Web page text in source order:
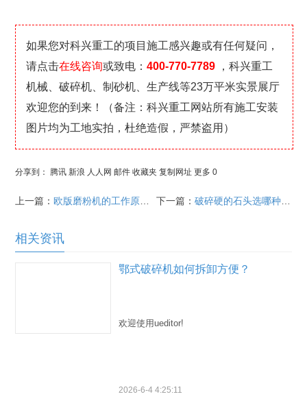
如果您对科兴重工的项目施工感兴趣或有任何疑问，
请点击在线咨询或致电：400-770-7789
，科兴重工
机械、破碎机、制砂机、生产线等23万平米实景展厅
欢迎您的到来！（备注：科兴重工网站所有施工安装
图片均为工地实拍，杜绝造假，严禁盗用）
分享到： 腾讯 新浪 人人网 邮件 收藏夹 复制网址 更多 0
上一篇：欧版磨粉机的工作原理及性能 下一篇：破碎硬的石头选哪种设备合适？
相关资讯
鄂式破碎机如何拆卸方便？
欢迎使用ueditor!
2026-6-4 4:25:11